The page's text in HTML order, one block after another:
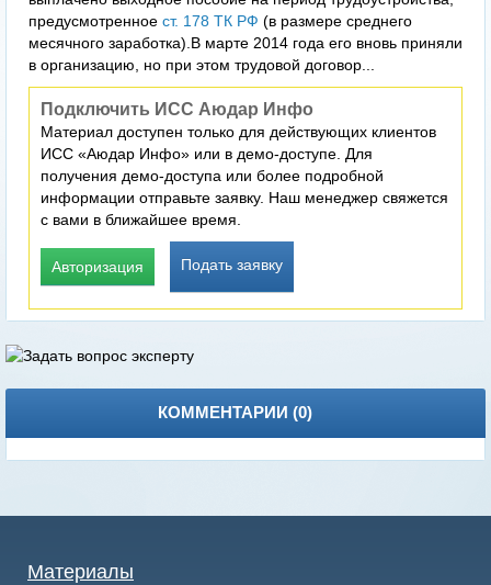
предусмотренное ст. 178 ТК РФ (в размере среднего
месячного заработка).В марте 2014 года его вновь приняли
в организацию, но при этом трудовой договор...
Подключить ИСС Аюдар Инфо
Материал доступен только для действующих клиентов
ИСС «Аюдар Инфо» или в демо-доступе. Для
получения демо-доступа или более подробной
информации отправьте заявку. Наш менеджер свяжется
с вами в ближайшее время.
Авторизация Подать заявку
КОММЕНТАРИИ (0)
Материалы